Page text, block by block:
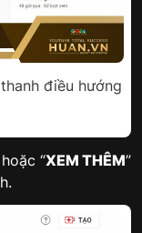
điều hướng
hoặc “XEM THÊM”